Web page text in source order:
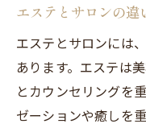
エステとサロンの
エステとサロンには
あります。エステは
とカウンセリングを
ゼーションや癒しを